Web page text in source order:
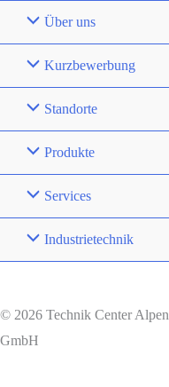
Über uns
Kurzbewerbung
Standorte
Produkte
Services
Industrietechnik
© 2026 Technik Center Alpen
GmbH